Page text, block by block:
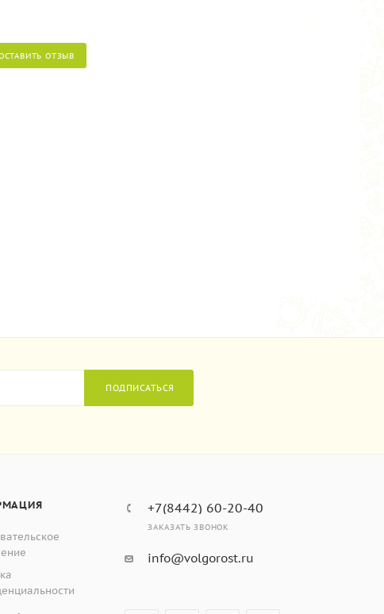
ОТЗЫВ
ПОДПИСАТЬСЯ
+7(8442) 60-20-40
ЗАКАЗАТЬ ЗВОНОК
info@volgorost.ru